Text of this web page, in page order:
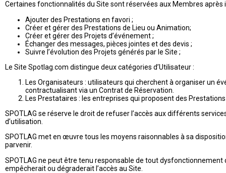
Certaines fonctionnalités du Site sont réservées aux Membres
Ajouter des Prestations en favori ;
Créer et gérer des Prestations de Lieu ou Animation;
Créer et gérer des Projets d’événement ;
Échanger des messages, pièces jointes et des devis ;
Suivre l’évolution des Projets générés par le Site ;
Le Site Spotlag.com distingue deux catégories d’Utilisateur :
Les Organisateurs : utilisateurs qui cherchent à organiser un
contractualisant via un Contrat de Réservation.
Les Prestataires : les entreprises qui proposent des
SPOTLAG se réserve le droit de refuser l’accès aux différents
d’utilisation.
SPOTLAG met en œuvre tous les moyens raisonnables à sa
parvenir.
SPOTLAG ne peut être tenu responsable de tout
empêcherait ou dégraderait l’accès au Site.